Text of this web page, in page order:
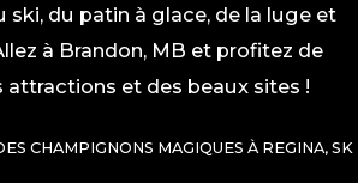
ski, du patin à glace, de la luge et
à Brandon, MB et profitez de
et des beaux sites !
CHAMPIGNONS MAGIQUES À REGINA, SK